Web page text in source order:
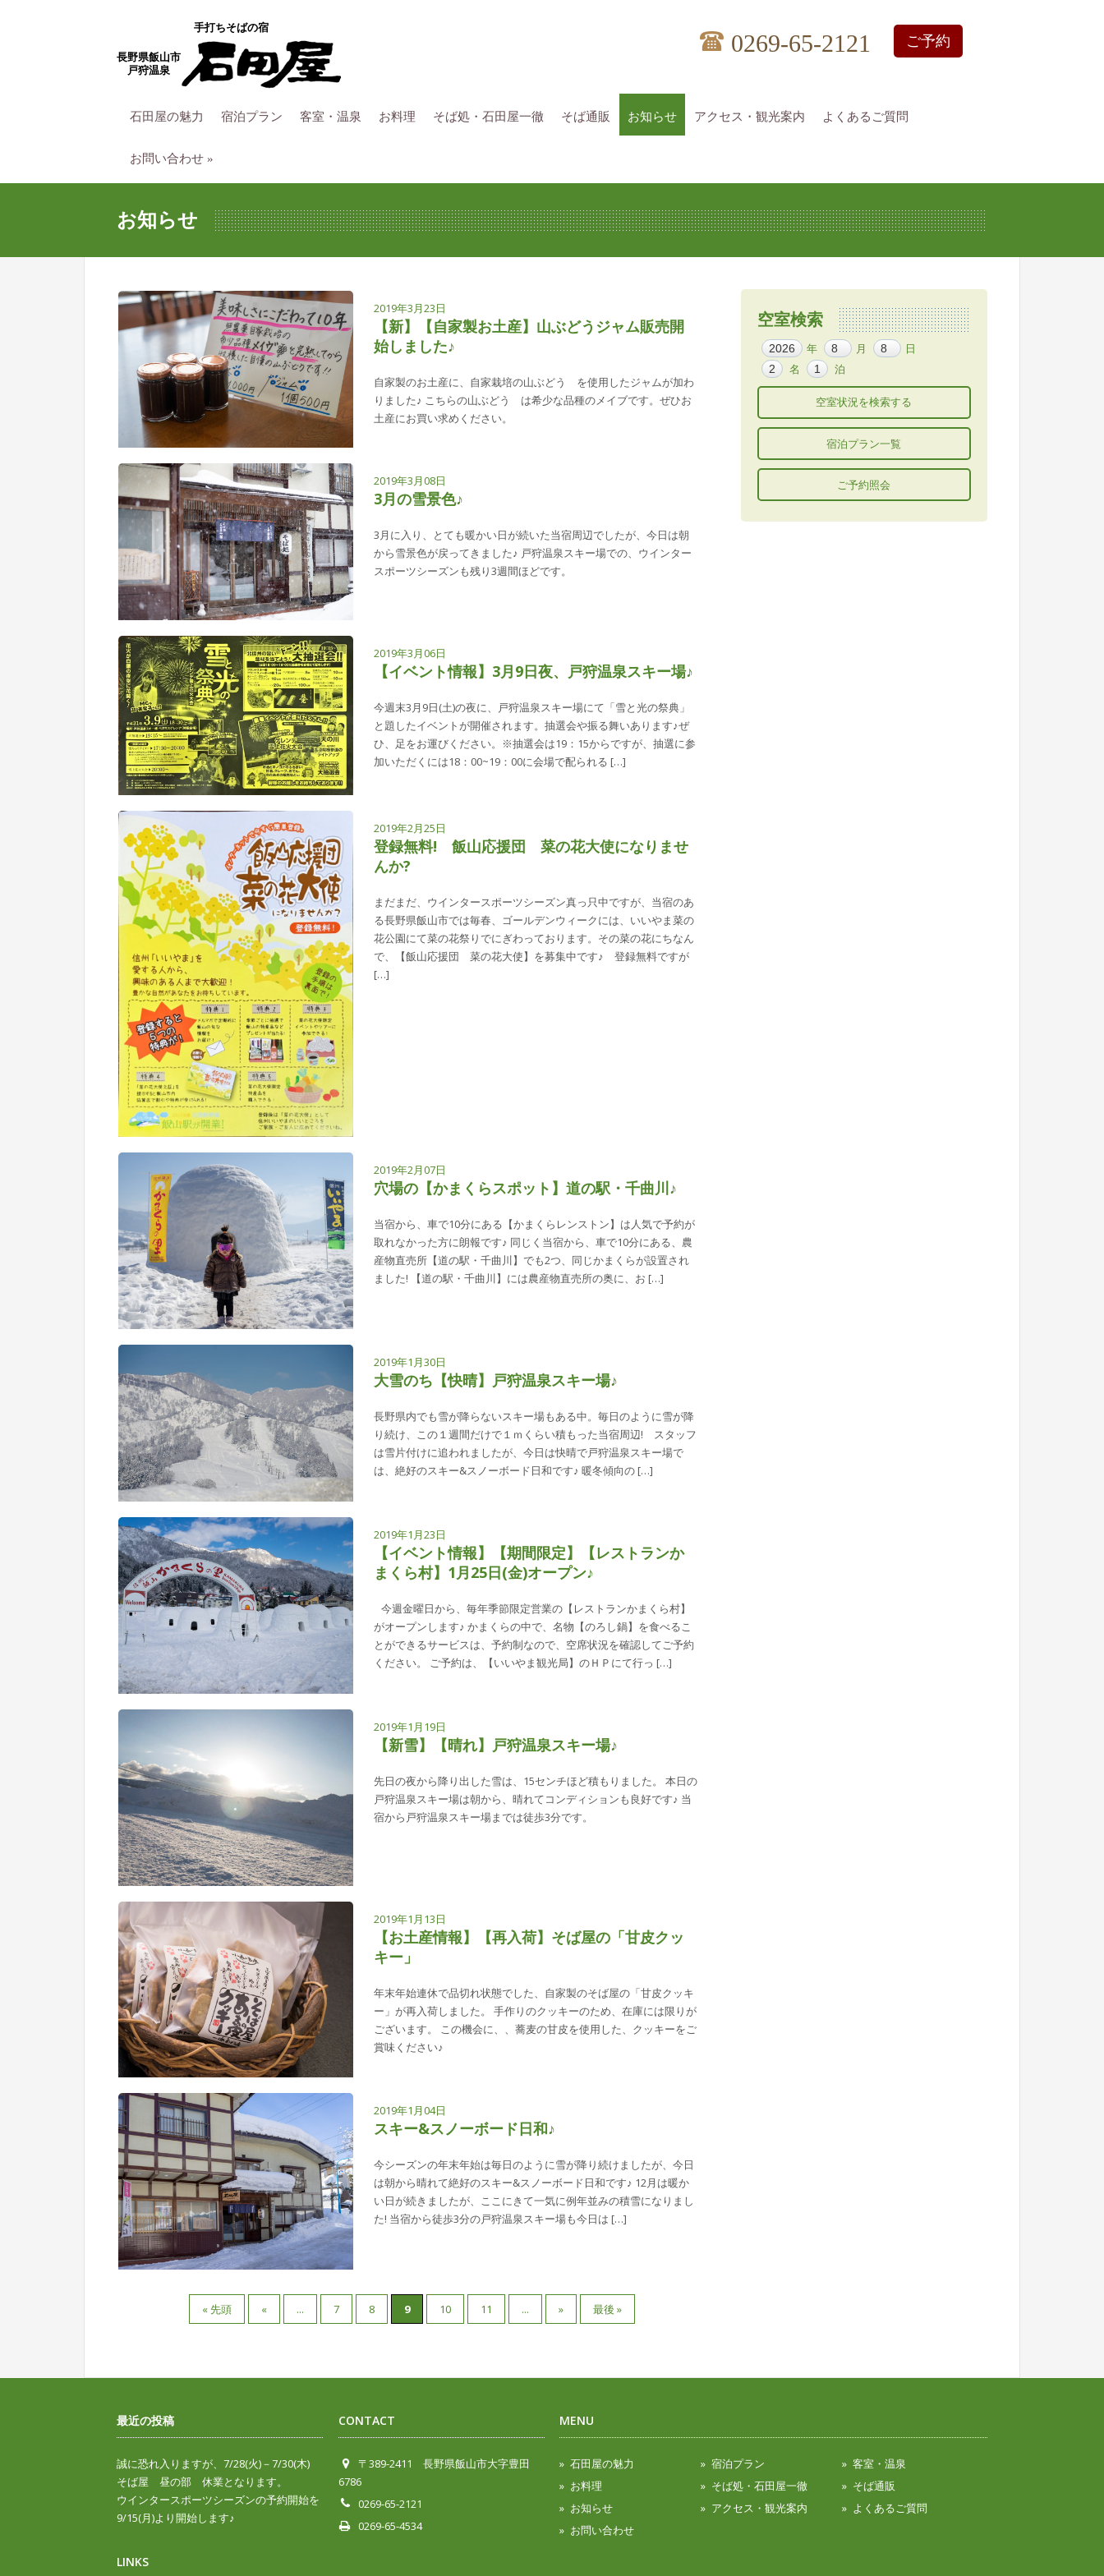
手打ちそばの宿
長野県飯山市
戸狩温泉
0269-65-2121 ご予約
石田屋の魅力 宿泊プラン 客室・温泉 お料理 そば処・石田屋一徹 そば通販 お知らせ アクセス・観光案内 よくあるご質問
お問い合わせ »
お知らせ
2019年3月23日
【新】【自家製お土産】山ぶどうジャム販売開
始しました♪
自家製のお土産に、自家栽培の山ぶどう を使用したジャムが加わ
りました♪ こちらの山ぶどう は希少な品種のメイブです。ぜひお
土産にお買い求めください。
2019年3月08日
3月の雪景色♪
3月に入り、とても暖かい日が続いた当宿周辺でしたが、今日は朝
から雪景色が戻ってきました♪ 戸狩温泉スキー場での、ウインター
スポーツシーズンも残り3週間ほどです。
2019年3月06日
【イベント情報】3月9日夜、戸狩温泉スキー場♪
今週末3月9日(土)の夜に、戸狩温泉スキー場にて「雪と光の祭典」
と題したイベントが開催されます。抽選会や振る舞いあります♪ぜ
ひ、足をお運びください。※抽選会は19：15からですが、抽選に参
加いただくには18：00~19：00に会場で配られる […]
2019年2月25日
登録無料! 飯山応援団 菜の花大使になりませ
んか?
まだまだ、ウインタースポーツシーズン真っ只中ですが、当宿のあ
る長野県飯山市では毎春、ゴールデンウィークには、いいやま菜の
花公園にて菜の花祭りでにぎわっております。その菜の花にちなん
で、【飯山応援団 菜の花大使】を募集中です♪ 登録無料ですが
[…]
2019年2月07日
穴場の【かまくらスポット】道の駅・千曲川♪
当宿から、車で10分にある【かまくらレンストン】は人気で予約が
取れなかった方に朗報です♪ 同じく当宿から、車で10分にある、農
産物直売所【道の駅・千曲川】でも2つ、同じかまくらが設置され
ました! 【道の駅・千曲川】には農産物直売所の奥に、お […]
2019年1月30日
大雪のち【快晴】戸狩温泉スキー場♪
長野県内でも雪が降らないスキー場もある中。毎日のように雪が降
り続け、この１週間だけで１ｍくらい積もった当宿周辺! スタッフ
は雪片付けに追われましたが、今日は快晴で戸狩温泉スキー場で
は、絶好のスキー&スノーボード日和です♪ 暖冬傾向の […]
2019年1月23日
【イベント情報】【期間限定】【レストランか
まくら村】1月25日(金)オープン♪
今週金曜日から、毎年季節限定営業の【レストランかまくら村】
がオープンします♪ かまくらの中で、名物【のろし鍋】を食べるこ
とができるサービスは、予約制なので、空席状況を確認してご予約
ください。 ご予約は、【いいやま観光局】のＨＰにて行っ […]
2019年1月19日
【新雪】【晴れ】戸狩温泉スキー場♪
先日の夜から降り出した雪は、15センチほど積もりました。 本日の
戸狩温泉スキー場は朝から、晴れてコンディションも良好です♪ 当
宿から戸狩温泉スキー場までは徒歩3分です。
2019年1月13日
【お土産情報】【再入荷】そば屋の「甘皮クッ
キー」
年末年始連休で品切れ状態でした、自家製のそば屋の「甘皮クッキ
ー」が再入荷しました。 手作りのクッキーのため、在庫には限りが
ございます。 この機会に、、蕎麦の甘皮を使用した、クッキーをご
賞味ください♪
2019年1月04日
スキー&スノーボード日和♪
今シーズンの年末年始は毎日のように雪が降り続けましたが、今日
は朝から晴れて絶好のスキー&スノーボード日和です♪ 12月は暖か
い日が続きましたが、ここにきて一気に例年並みの積雪になりまし
た! 当宿から徒歩3分の戸狩温泉スキー場も今日は […]
« 先頭 « ... 7 8 9 10 11 ... » 最後 »
空室検索
年 月
日
名
泊
宿泊プラン一覧
ご予約照会
最近の投稿
誠に恐れ入りますが、7/28(火)－7/30(木)
そば屋 昼の部 休業となります。
ウインタースポーツシーズンの予約開始を
9/15(月)より開始します♪
LINKS
CONTACT
〒389-2411 長野県飯山市大字豊田
6786
0269-65-2121
0269-65-4534
MENU
石田屋の魅力 宿泊プラン
客室・温泉
お料理
そば処・石田屋一徹
そば通販
お知らせ
アクセス・観光案内
よくあるご質問
お問い合わせ